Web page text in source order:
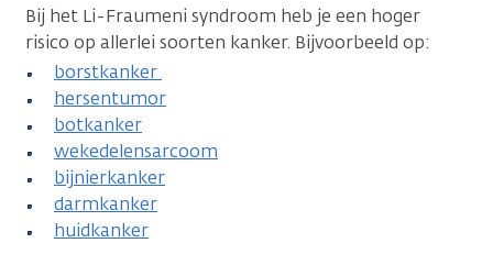
Bij het Li-Fraumeni syndroom heb je een hoger
risico op allerlei soorten kanker. Bijvoorbeeld op:
borstkanker
hersentumor
botkanker
wekedelensarcoom
bijnierkanker
darmkanker
huidkanker